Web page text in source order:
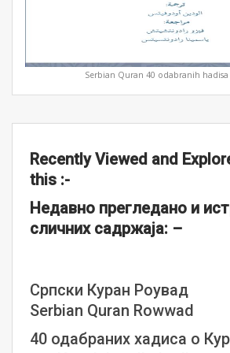
Serbian Quran 40 odabranih
Recently Viewed and
this :-
Недавно прегледано и
сличних садржаја: –
Српски Куран Роувад
Serbian Quran Rowwad
40 одабраних хадиса о